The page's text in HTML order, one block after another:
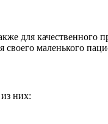
для качественного
своего маленького
них: